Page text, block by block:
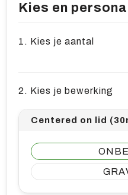
Kies en
1. Kies je aantal
2. Kies je bewerking
Centered on lid